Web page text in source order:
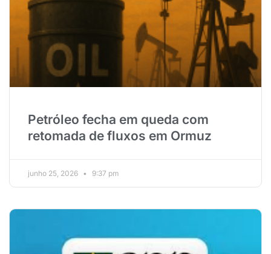
Petróleo fecha em queda com
retomada de fluxos em Ormuz
junho 25, 2026 9:37 pm